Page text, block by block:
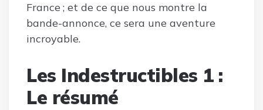
France ; et de ce que nous montre la
bande-annonce, ce sera une aventure
incroyable.
Les Indestructibles 1 :
Le résumé